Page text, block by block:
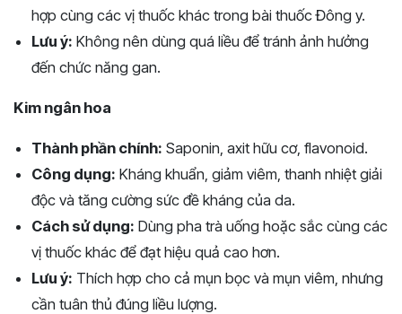
hợp cùng các vị thuốc khác trong bài thuốc Đông y.
Lưu ý: Không nên dùng quá liều để tránh ảnh hưởng
đến chức năng gan.
Kim ngân hoa
Thành phần chính: Saponin, axit hữu cơ, flavonoid.
Công dụng: Kháng khuẩn, giảm viêm, thanh nhiệt giải
độc và tăng cường sức đề kháng của da.
Cách sử dụng: Dùng pha trà uống hoặc sắc cùng các
vị thuốc khác để đạt hiệu quả cao hơn.
Lưu ý: Thích hợp cho cả mụn bọc và mụn viêm, nhưng
cần tuân thủ đúng liều lượng.